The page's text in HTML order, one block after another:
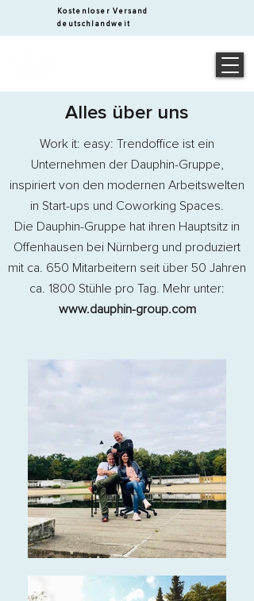
Kostenloser Versand
deutschlandweit
Alles über uns
Work it: easy: Trendoffice ist ein
Unternehmen der Dauphin-Gruppe,
inspiriert von den modernen Arbeitswelten
in Start-ups und Coworking Spaces.
Die Dauphin-Gruppe hat ihren Hauptsitz in
Offenhausen bei Nürnberg und produziert
mit ca. 650 Mitarbeitern seit über 50 Jahren
ca. 1800 Stühle pro Tag. Mehr unter:
www.dauphin-group.com